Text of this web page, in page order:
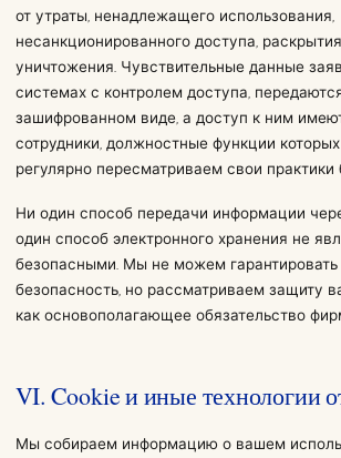
от утраты, ненадлежащего использования,
несанкционированного доступа,
уничтожения. Чувствительные данные
системах с контролем доступа,
зашифрованном виде, а доступ к ним
сотрудники, должностные функции
регулярно пересматриваем свои практики
Ни один способ передачи информации
один способ электронного хранения не
безопасными. Мы не можем
безопасность, но рассматриваем защиту
как основополагающее обязательство
VI. Cookie и иные технологии
Мы собираем информацию о вашем